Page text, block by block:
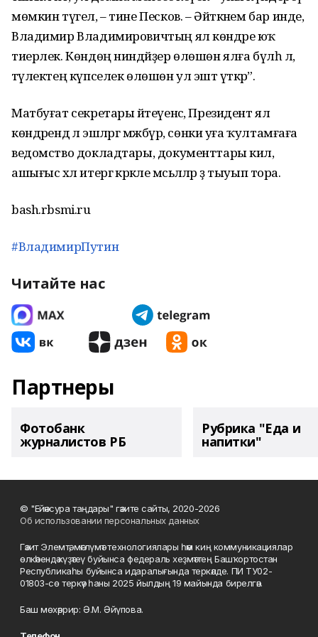
мөмкин түгел, – тине Песков. – Әйткәнем бар инде,
Владимир Владимировичтың ял көндәре юҡ
тиерлек. Көндөң ниндәйҙер өлөшөн ялға бүлһә лә,
тәүлектең күпселек өлөшөн ул эштә үткәрә”.
Матбуғат секретары әйтеүенсә, Президент ял
көндәрендә лә эшләргә мәжбүр, сөнки уға ҡултамғаға
ведомство докладтары, документтары килә,
ашығыс хәл итергә кәрәкле мәсьәләләр ҙә тыуып тора.
bash.rbsmi.ru
#ВладимирПутин
Читайте нас
Партнеры
Фотобанк
журналистов РБ
Рубрика "Еда и
напитки"
© "Ейәнсура таңдары" гәзите сайты, 2020-2026
Об использовании персональных данных
Гәзит Элемтә, мәғлүмәт технологиялары һәм киң коммуникациялар
өлкәһендә күҙәтеү буйынса федераль хеҙмәттең Башҡортостан
Республикаһы буйынса идаралығында теркәлде. ПИ ТУ02-
01803-сө теркәү һаны 2025 йылдың 19 майында бирелгән.
Баш мөхәррир: Ә.М. Әйүпова.